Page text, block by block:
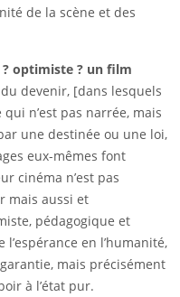
de la scène et des
optimiste ? un film
devenir, [dans lesquels
n’est pas narrée, mais
une destinée ou une loi,
eux-mêmes font
cinéma n’est pas
mais aussi et
pédagogique et
en l’humanité,
mais précisément
à l’état pur.